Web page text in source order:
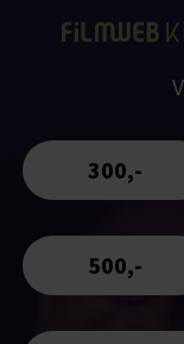
300,-
500,-